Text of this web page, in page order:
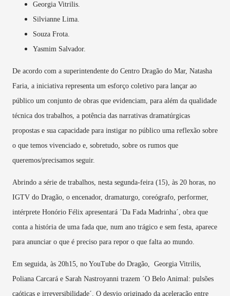
Georgia Vitrilis.
Silvianne Lima.
Souza Frota.
Yasmim Salvador.
De acordo com a superintendente do Centro Dragão do Mar, Natasha
Faria, a iniciativa representa um esforço coletivo para lançar ao
público um conjunto de obras que evidenciam, para além da qualidade
técnica dos trabalhos, a potência das narrativas dramatúrgicas
propostas e sua capacidade para instigar no público uma reflexão sobre
o que temos vivenciado e, sobretudo, sobre os rumos que
queremos/precisamos seguir.
Abrindo a série de trabalhos, nesta segunda-feira (15), às 20 horas, no
IGTV do Dragão, o encenador, dramaturgo, coreógrafo, performer,
intérprete Honório Félix apresentará ´Da Fada Madrinha´, obra que
conta a história de uma fada que, num ano trágico e sem festa, aparece
para anunciar o que é preciso para repor o que falta ao mundo.
Em seguida, às 20h15, no YouTube do Dragão, Georgia Vitrilis,
Poliana Carcará e Sarah Nastroyanni trazem ´O Belo Animal: pulsões
caóticas e irreversibilidade´. O desvio originado da aceleração entre